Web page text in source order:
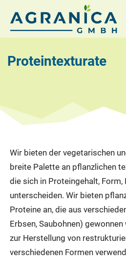
Inhalt
springen
AGRANICA
Allied
Proteintexturate
Wir bieten der vegetarischen
breite Palette an pflanzlichen
die sich in Proteingehalt, Form,
unterscheiden. Wir bieten
Proteine an, die aus
Erbsen, Saubohnen)
zur Herstellung von
verschiedenen Formen